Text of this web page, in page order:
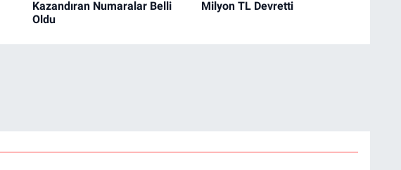
Kazandıran Numaralar Belli
Oldu
Milyon TL Devretti